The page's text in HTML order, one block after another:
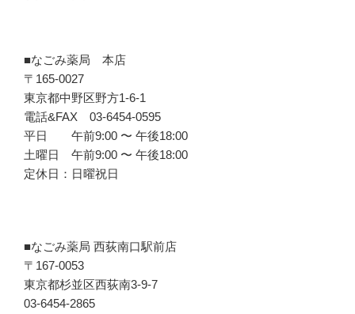
■なごみ薬局 本店
〒165-0027
東京都中野区野方1-6-1
電話&FAX 03-6454-0595
平日 午前9:00 〜 午後18:00
土曜日 午前9:00 〜 午後18:00
定休日：日曜祝日
■なごみ薬局 西荻南口駅前店
〒167-0053
東京都杉並区西荻南3-9-7
03-6454-2865